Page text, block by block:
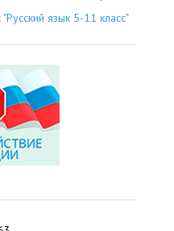
язык 5-11 класс"